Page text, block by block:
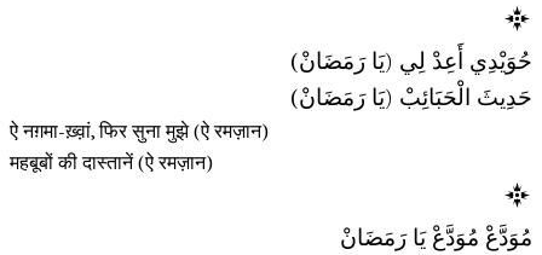
حُوَيْدِي أَعِدْ لِي (يَا رَمَضَانْ)
حَدِيثَ الْحَبَائِبْ (يَا رَمَضَانْ)
ऐ नग़मा-ख़्व़ां, फिर सुना मुझे (ऐ रमज़ान)
महबूबों की दास्तानें (ऐ रमज़ान)
مُوَدَّعْ مُوَدَّعْ يَا رَمَضَانْ